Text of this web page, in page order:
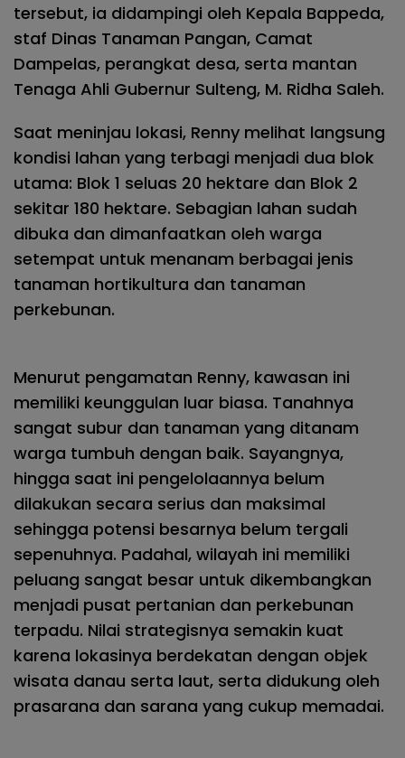
tersebut, ia didampingi oleh Kepala Bappeda,
staf Dinas Tanaman Pangan, Camat
Dampelas, perangkat desa, serta mantan
Tenaga Ahli Gubernur Sulteng, M. Ridha Saleh.
Saat meninjau lokasi, Renny melihat langsung
kondisi lahan yang terbagi menjadi dua blok
utama: Blok 1 seluas 20 hektare dan Blok 2
sekitar 180 hektare. Sebagian lahan sudah
dibuka dan dimanfaatkan oleh warga
setempat untuk menanam berbagai jenis
tanaman hortikultura dan tanaman
perkebunan.
Menurut pengamatan Renny, kawasan ini
memiliki keunggulan luar biasa. Tanahnya
sangat subur dan tanaman yang ditanam
warga tumbuh dengan baik. Sayangnya,
hingga saat ini pengelolaannya belum
dilakukan secara serius dan maksimal
sehingga potensi besarnya belum tergali
sepenuhnya. Padahal, wilayah ini memiliki
peluang sangat besar untuk dikembangkan
menjadi pusat pertanian dan perkebunan
terpadu. Nilai strategisnya semakin kuat
karena lokasinya berdekatan dengan objek
wisata danau serta laut, serta didukung oleh
prasarana dan sarana yang cukup memadai.